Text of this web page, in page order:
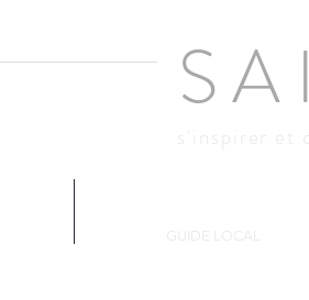
GUIDE LOCAL